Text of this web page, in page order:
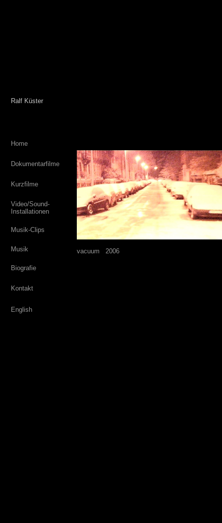
Ralf Küster
Home
Dokumentarfilme
Kurzfilme
Video/Sound-
Installationen
Musik-Clips
Musik
Biografie
Kontakt
English
vacuum 2006